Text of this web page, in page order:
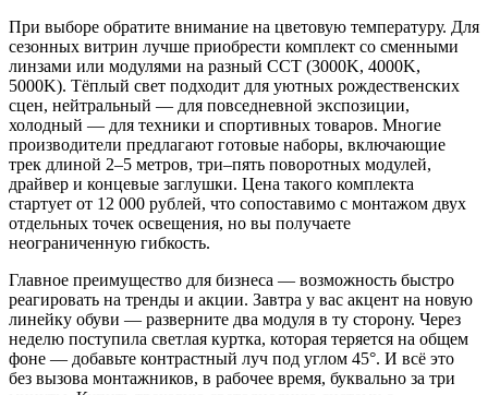
При выборе обратите внимание на цветовую температуру. Для
сезонных витрин лучше приобрести комплект со сменными
линзами или модулями на разный CCT (3000K, 4000K,
5000K). Тёплый свет подходит для уютных рождественских
сцен, нейтральный — для повседневной экспозиции,
холодный — для техники и спортивных товаров. Многие
производители предлагают готовые наборы, включающие
трек длиной 2–5 метров, три–пять поворотных модулей,
драйвер и концевые заглушки. Цена такого комплекта
стартует от 12 000 рублей, что сопоставимо с монтажом двух
отдельных точек освещения, но вы получаете
неограниченную гибкость.
Главное преимущество для бизнеса — возможность быстро
реагировать на тренды и акции. Завтра у вас акцент на новую
линейку обуви — разверните два модуля в ту сторону. Через
неделю поступила светлая куртка, которая теряется на общем
фоне — добавьте контрастный луч под углом 45°. И всё это
без вызова монтажников, в рабочее время, буквально за три